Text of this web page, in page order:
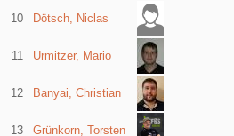
10 Dötsch, Niclas
11 Urmitzer, Mario
12 Banyai, Christian
13 Grünkorn, Torsten